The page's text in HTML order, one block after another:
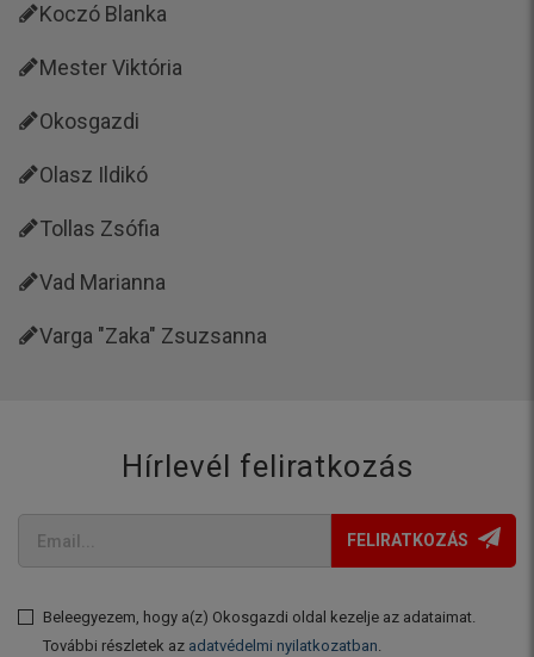
Koczó Blanka
Mester Viktória
Okosgazdi
Olasz Ildikó
Tollas Zsófia
Vad Marianna
Varga "Zaka" Zsuzsanna
Hírlevél feliratkozás
FELIRATKOZÁS
Beleegyezem, hogy a(z) Okosgazdi oldal kezelje az adataimat.
További részletek az adatvédelmi nyilatkozatban.